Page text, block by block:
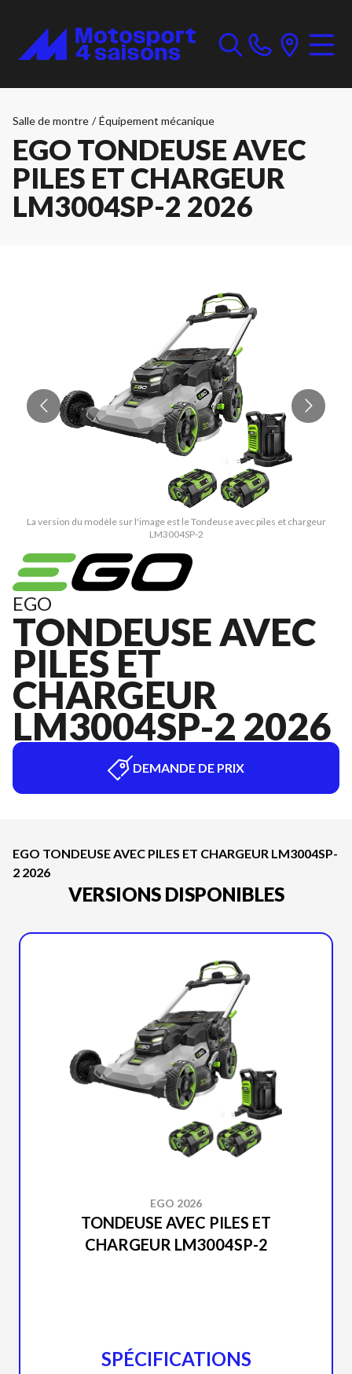
Salle de montre / Équipement mécanique
EGO TONDEUSE AVEC
PILES ET CHARGEUR
LM3004SP-2 2026
La version du modèle sur l'image est le Tondeuse avec piles et chargeur
LM3004SP-2
EGO
TONDEUSE AVEC
PILES ET
CHARGEUR
LM3004SP-2 2026
DEMANDE DE PRIX
EGO TONDEUSE AVEC PILES ET CHARGEUR LM3004SP-
2 2026
VERSIONS DISPONIBLES
EGO 2026
TONDEUSE AVEC PILES ET
CHARGEUR LM3004SP-2
SPÉCIFICATIONS